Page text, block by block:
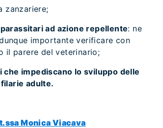
zanzariere;
ad azione repellente: ne
importante verificare con
il parere del veterinario;
che impediscano lo sviluppo delle
adulte.
Monica Viacava